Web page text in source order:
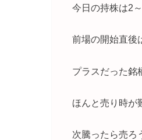
今日の持株は2
前場の開始直後
プラスだった銘
ほんと売り時が
次騰ったら売ろ